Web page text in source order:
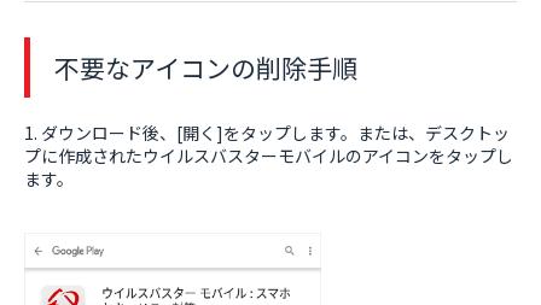
不要なアイコンの削除手順
1. ダウンロード後、[開く]をタップします。または、デスクトッ
プに作成されたウイルスバスターモバイルのアイコンをタップし
ます。